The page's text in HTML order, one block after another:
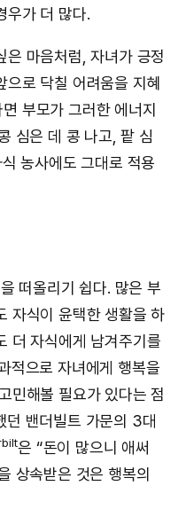
우가 더 많다.
은 마음처럼, 자녀가 긍정
로 닥칠 어려움을 지혜
부모가 그러한 에너지
심은 데 콩 나고, 팥 심
농사에도 그대로 적용
떠올리기 쉽다. 많은 부
자식이 윤택한 생활을 하
더 자식에게 남겨주기를
적으로 자녀에게 행복을
민해볼 필요가 있다는 점
던 밴더빌트 가문의 3대
은 “돈이 많으니 애써
상속받은 것은 행복의